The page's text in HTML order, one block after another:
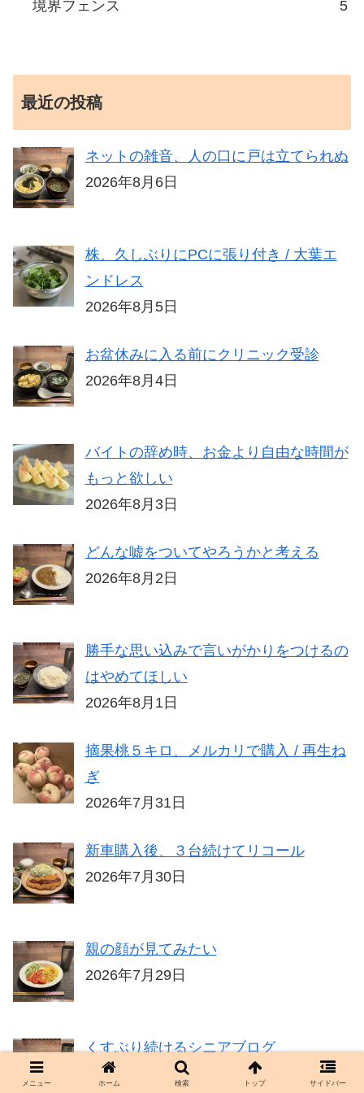
境界フェンス 5
最近の投稿
ネットの雑音、人の口に戸は立てられぬ
2026年8月6日
株、久しぶりにPCに張り付き / 大葉エ
ンドレス
2026年8月5日
お盆休みに入る前にクリニック受診
2026年8月4日
バイトの辞め時、お金より自由な時間が
もっと欲しい
2026年8月3日
どんな嘘をついてやろうかと考える
2026年8月2日
勝手な思い込みで言いがかりをつけるの
はやめてほしい
2026年8月1日
摘果桃５キロ、メルカリで購入 / 再生ね
ぎ
2026年7月31日
新車購入後、３台続けてリコール
2026年7月30日
親の顔が見てみたい
2026年7月29日
くすぶり続けるシニアブログ
2026年7月28日
メニュー ホーム 検索 トップ サイドバー